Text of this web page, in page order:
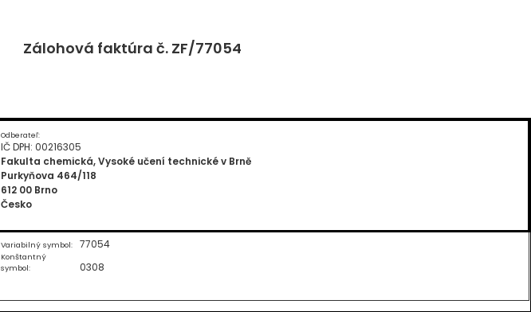
Zálohová faktúra č. ZF/77054
Odberateľ:
IČ DPH: 00216305
Fakulta chemická, Vysoké učení technické v Brně
Purkyňova 464/118
612 00 Brno
Česko
Variabilný symbol: 77054
Konštantný
symbol:
0308